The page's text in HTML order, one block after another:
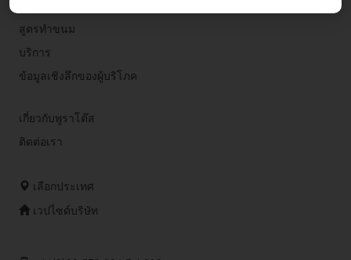
สูตรทำขนม
บริการ
ข้อมูลเชิงลึกของผู้บริโภค
เกี่ยวกับพูราโต๊ส
ติดต่อเรา
เลือกประเทศ
เวปไซด์บริษัท